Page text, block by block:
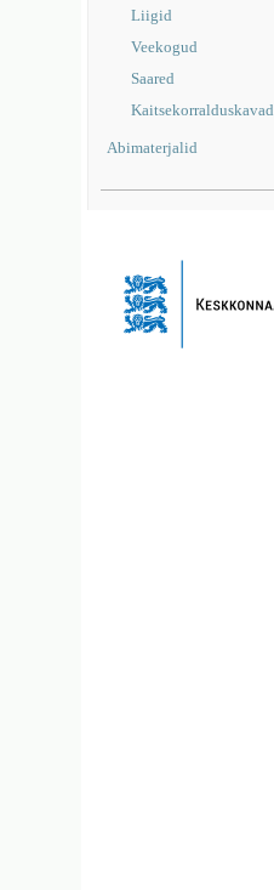
Liigid
Veekogud
Saared
Kaitsekorralduskavad
Abimaterjalid